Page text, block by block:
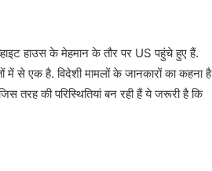
हाउस के मेहमान के तौर पर US पहुंचे हुए हैं.
में से एक है. विदेशी मामलों के जानकारों का कहना है
तरह की परिस्थितियां बन रही हैं ये जरूरी है कि